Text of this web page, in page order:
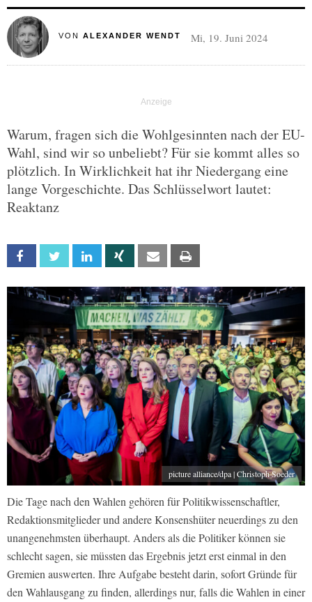
VON ALEXANDER WENDT Mi, 19. Juni 2024
Warum, fragen sich die Wohlgesinnten nach der EU-
Wahl, sind wir so unbeliebt? Für sie kommt alles so
plötzlich. In Wirklichkeit hat ihr Niedergang eine
lange Vorgeschichte. Das Schlüsselwort lautet:
Reaktanz
Facebook Twitter Linkedin Xing Email
picture alliance/dpa | Christoph Soeder
Die Tage nach den Wahlen gehören für Politikwissenschaftler,
Redaktionsmitglieder und andere Konsenshüter neuerdings zu den
unangenehmsten überhaupt. Anders als die Politiker können sie
schlecht sagen, sie müssten das Ergebnis jetzt erst einmal in den
Gremien auswerten. Ihre Aufgabe besteht darin, sofort Gründe für
den Wahlausgang zu finden, allerdings nur, falls die Wahlen in einer